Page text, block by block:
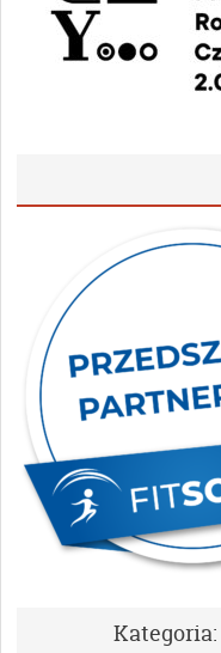
Kategoria: